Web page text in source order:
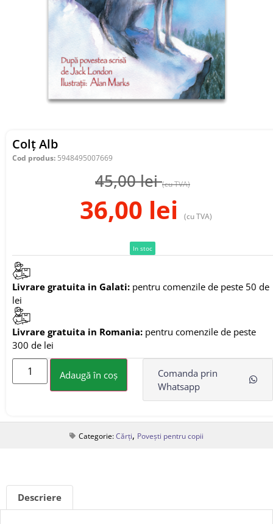
Colț Alb
Cod produs: 5948495007669
45,00lei (cu TVA)
36,00 lei (cu TVA)
In stoc
Livrare gratuita in Galati: pentru comenzile de peste 50 de
lei
Livrare gratuita in Romania: pentru comenzile de peste
300 de lei
Adaugă în coș
Comanda prin
Whatsapp
Categorie:Cărți, Povești pentru copii
Descriere